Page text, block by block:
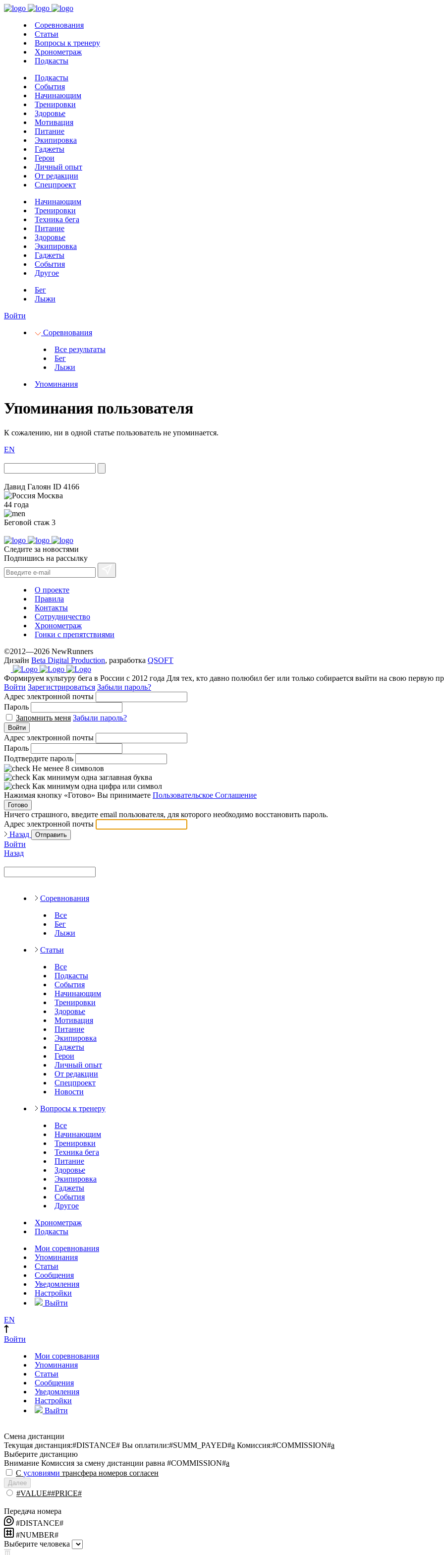
Соревнования
Статьи
Вопросы к тренеру
Хронометраж
Подкасты
Подкасты
События
Начинающим
Тренировки
Здоровье
Мотивация
Питание
Экипировка
Гаджеты
Герои
Личный опыт
От редакции
Спецпроект
Начинающим
Тренировки
Техника бега
Питание
Здоровье
Экипировка
Гаджеты
События
Другое
Бег
Лыжи
Войти
Соревнования
Все результаты
Бег
Лыжи
Упоминания
Упоминания пользователя
К сожалению, ни в одной статье пользователь не упоминается.
EN
Давид Галоян ID 4166
Москва
44 года
Беговой стаж 3
Следите за новостями
Подпишись на рассылку
О проекте
Правила
Контакты
Сотрудничество
Хронометраж
Гонки с препятствиями
©2012—2026 NewRunners
Дизайн Beta Digital Production, разработка QSOFT
Формируем культуру бега в России с 2012 года Для тех, кто давно полюбил бег или только собирается выйти на свою первую
Войти Зарегистрироваться Забыли пароль?
Адрес электронной почты
Пароль
Запомнить меня Забыли пароль?
Войти
Адрес электронной почты
Пароль
Подтвердите пароль
Не менее 8 символов
Как минимум одна заглавная буква
Как минимум одна цифра или символ
Нажимая кнопку «Готово» Вы принимаете Пользовательское Соглашение
Готово
Ничего страшного, введите email пользователя, для которого необходимо восстановить пароль.
Адрес электронной почты
Назад
Отправить
Войти
Назад
Соревнования
Все
Бег
Лыжи
Статьи
Все
Подкасты
События
Начинающим
Тренировки
Здоровье
Мотивация
Питание
Экипировка
Гаджеты
Герои
Личный опыт
От редакции
Спецпроект
Новости
Вопросы к тренеру
Все
Начинающим
Тренировки
Техника бега
Питание
Здоровье
Экипировка
Гаджеты
События
Другое
Хронометраж
Подкасты
Мои соревнования
Упоминания
Статьи
Сообщения
Уведомления
Настройки
Выйти
EN
Войти
Мои соревнования
Упоминания
Статьи
Сообщения
Уведомления
Настройки
Выйти
Смена дистанции
Текущая дистанция:#DISTANCE# Вы оплатили:#SUMM_PAYED#a Комиссия:#COMMISSION#a
Выберите дистанцию
Внимание Комиссия за смену дистанции равна #COMMISSION#a
С условиями трансфера номеров согласен
Далее
#VALUE##PRICE#
Передача номера
#DISTANCE#
#NUMBER#
Выберите человека